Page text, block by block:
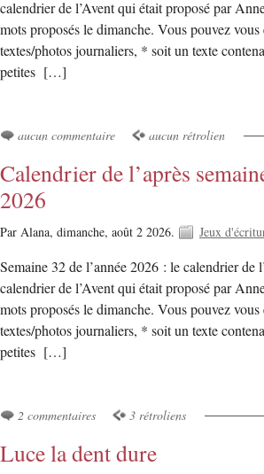
calendrier de l’Avent qui était proposé par
mots proposés le dimanche. Vous pouvez
textes/photos journaliers, * soit un texte
petites […]
aucun commentaire aucun rétrolien
Calendrier de l’après
2026
Par Alana, dimanche, août 2 2026. Jeux
Semaine 32 de l’année 2026 : le calendrier de
calendrier de l’Avent qui était proposé par
mots proposés le dimanche. Vous pouvez
textes/photos journaliers, * soit un texte
petites […]
2 commentaires 3 rétroliens
Luce la dent dure